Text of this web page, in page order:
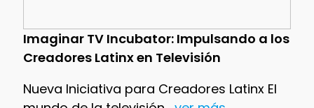
Imaginar TV Incubator: Impulsando a los
Creadores Latinx en Televisión
Nueva Iniciativa para Creadores Latinx El